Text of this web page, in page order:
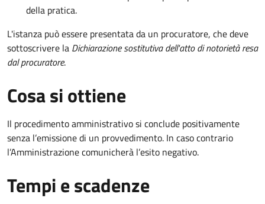
della pratica.
L'istanza può essere presentata da un procuratore, che deve
sottoscrivere la Dichiarazione sostitutiva dell'atto di notorietà resa
dal procuratore.
Cosa si ottiene
Il procedimento amministrativo si conclude positivamente
senza l’emissione di un provvedimento. In caso contrario
l’Amministrazione comunicherà l’esito negativo.
Tempi e scadenze